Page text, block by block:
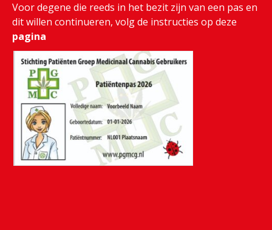
Voor degene die reeds in het bezit zijn van een pas en
dit willen continueren, volg de instructies op deze
pagina